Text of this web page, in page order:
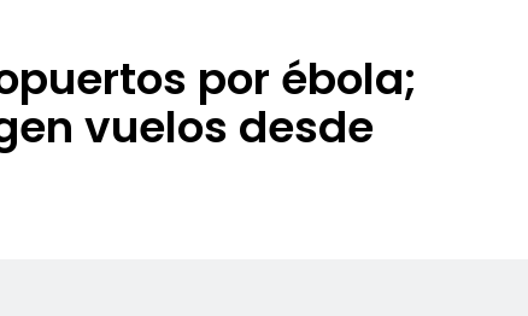
por ébola;
vuelos desde